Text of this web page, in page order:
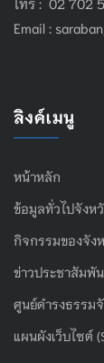
Email :
ลิงค์เมนู
หน้าหลัก
ข้อมูลทั่วไปจังห
กิจกรรมของจัง
ข่าวประชาสัมพั
ศูนย์ดำรงธรรม
แผนผังเว็บไซต์